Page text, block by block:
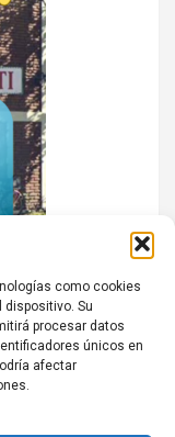
como cookies
Su
procesar datos
únicos en
afectar